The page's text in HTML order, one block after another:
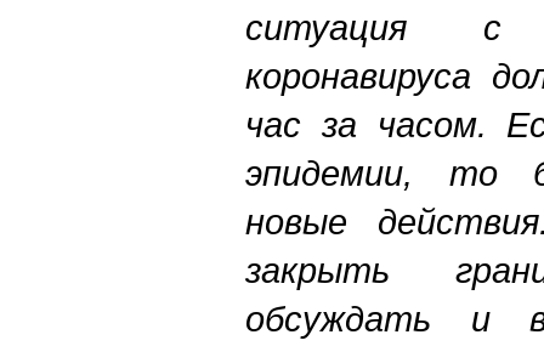
ситуация с
коронавируса
час за часом.
эпидемии, то
новые
закрыть
обсуждать и